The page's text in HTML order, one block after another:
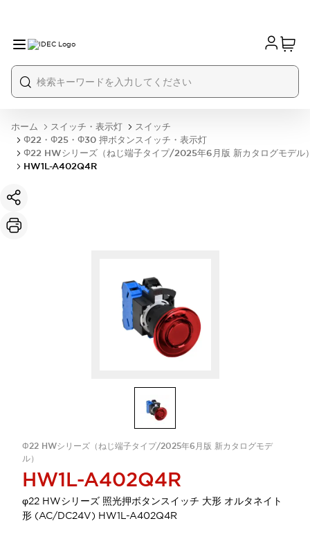
ホーム スイッチ・表示灯
スイッチ
Φ22・Φ25・Φ30 押ボタンスイッチ・表示灯
Φ22 HWシリーズ（ねじ端子タイプ/2025年6月版 新カタログモデル
HW1L-A402Q4R
Φ22 HWシリーズ（ねじ端子タイプ/2025年6月版 新カタログモデ
ル）
HW1L-A402Q4R
φ22 HWシリーズ 照光押ボタンスイッチ 大形 オルタネイト
形 (AC/DC24V) HW1L-A402Q4R